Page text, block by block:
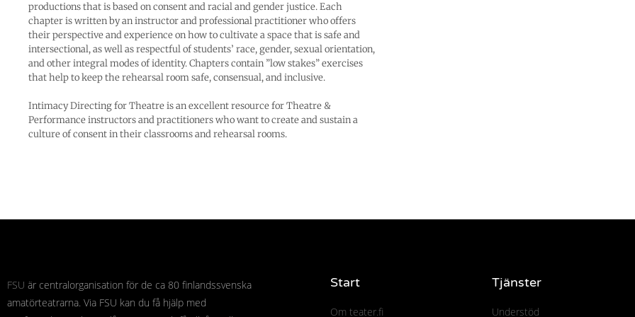
productions that is based on consent and racial and gender justice. Each
chapter is written by an instructor and professional practitioner who offers
their perspective and experience on how to cultivate a space that is safe and
intersectional, as well as respectful of students’ race, gender, sexual orientation,
and other integral modes of identity. Chapters contain ”low stakes” exercises
that help to keep the rehearsal room safe, consensual, and inclusive.
Intimacy Directing for Theatre is an excellent resource for Theatre &
Performance instructors and practitioners who want to create and sustain a
culture of consent in their classrooms and rehearsal rooms.
FSU är centralorganisation för de ca 80 finlandssvenska
amatörteatrarna. Via FSU kan du få hjälp med
Start
Om teater.fi
Tjänster
Understöd